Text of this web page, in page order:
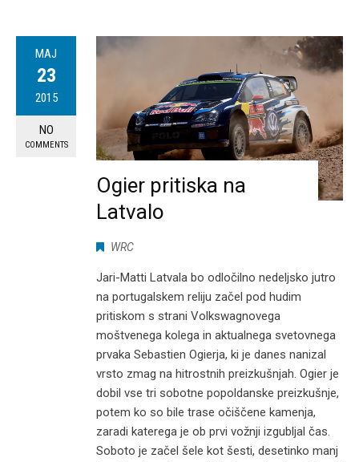
MAJ
23
2015
NO
COMMENTS
Ogier pritiska na
Latvalo
WRC
Jari-Matti Latvala bo odločilno nedeljsko jutro
na portugalskem reliju začel pod hudim
pritiskom s strani Volkswagnovega
moštvenega kolega in aktualnega svetovnega
prvaka Sebastien Ogierja, ki je danes nanizal
vrsto zmag na hitrostnih preizkušnjah. Ogier je
dobil vse tri sobotne popoldanske preizkušnje,
potem ko so bile trase očiščene kamenja,
zaradi katerega je ob prvi vožnji izgubljal čas.
Soboto je začel šele kot šesti, desetinko manj